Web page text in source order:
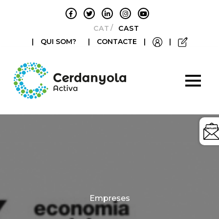
CATALÀCASTELLANO
|
QUI SOM? | CONTACTE | |
Categories
Empreses